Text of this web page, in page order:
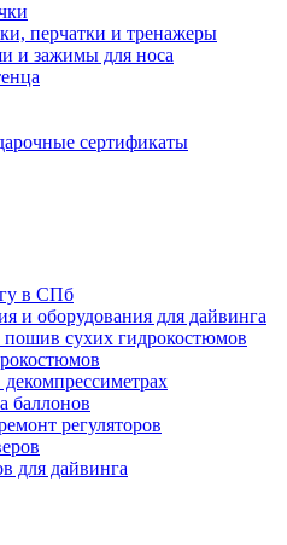
перчатки и тренажеры
и зажимы для носа
сертификаты
в СПб
и оборудования для дайвинга
сухих гидрокостюмов
декомпрессиметрах
баллонов
регуляторов
для дайвинга